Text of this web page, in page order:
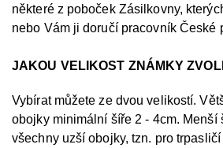
některé z poboček Zásilkovny,
nebo Vám ji doručí pracovník České
JAKOU VELIKOST ZNÁMKY
Vybírat můžete ze dvou velikostí.
obojky minimální šíře 2 - 4cm. Menší
všechny uzší obojky, tzn. pro